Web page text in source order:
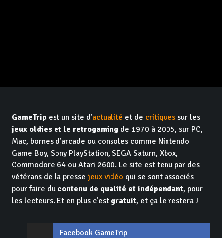
GameTrip est un site d'actualité et de critiques sur les
jeux oldies et le retrogaming de 1970 à 2005, sur PC,
Mac, bornes d'arcade ou consoles comme Nintendo
Game Boy, Sony PlayStation, SEGA Saturn, Xbox,
Commodore 64 ou Atari 2600. Le site est tenu par des
vétérans de la presse jeux vidéo qui se sont associés
pour faire du contenu de qualité et indépendant, pour
les lecteurs. Et en plus c'est gratuit, et ça le restera !
Facebook GameTrip